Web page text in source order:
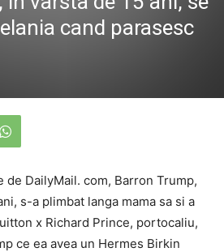
cand parasesc
DailyMail. com, Barron Trump,
s-a plimbat langa mama sa si a
x Richard Prince, portocaliu,
ce ea avea un Hermes Birkin